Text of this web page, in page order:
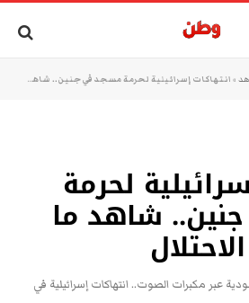
» انتهاكات إسرائيلية لحرمة مسجد في جنين.. شاهد ما فعله جنود الاحتلال
لحرمة
شاهد ما
عبر مكبرات الصوت.. انتهاكات إسرائيلية في